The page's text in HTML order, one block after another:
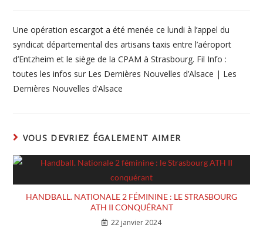
Une opération escargot a été menée ce lundi à l’appel du
syndicat départemental des artisans taxis entre l’aéroport
d’Entzheim et le siège de la CPAM à Strasbourg. Fil Info :
toutes les infos sur Les Dernières Nouvelles d’Alsace | Les
Dernières Nouvelles d’Alsace
VOUS DEVRIEZ ÉGALEMENT AIMER
HANDBALL. NATIONALE 2 FÉMININE : LE STRASBOURG
ATH II CONQUÉRANT
22 janvier 2024